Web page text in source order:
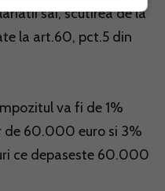
sai, scutirea de la
la art.60, pct.5 din
va fi de 1%
de 60.000 euro si 3%
ce depaseste 60.000